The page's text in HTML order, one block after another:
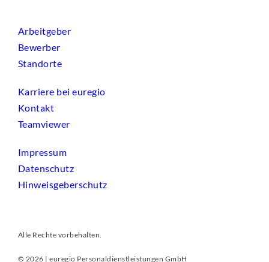
Arbeitgeber
Bewerber
Standorte
Karriere bei euregio
Kontakt
Teamviewer
Impressum
Datenschutz
Hinweisgeberschutz
Alle Rechte vorbehalten.
© 2026 | euregio Personaldienstleistungen GmbH